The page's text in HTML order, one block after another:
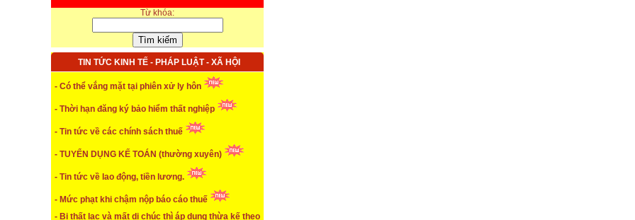
Từ khóa:
TIN TỨC KINH TẾ - PHÁP LUẬT - XÃ HỘI
- Có thể vắng mặt tại phiên xử ly hôn
- Thời hạn đăng ký bảo hiểm thất nghiệp
- Tin tức về các chính sách thuế
- TUYỂN DỤNG KẾ TOÁN (thường xuyên)
- Tin tức về lao động, tiền lương.
- Mức phạt khi chậm nộp báo cáo thuế
- Bị thất lạc và mất di chúc thì áp dụng thừa kế theo
* NHẬN SINH VIÊN THỰC TẬP
...xem chi tiết
...xem chi tiết
* TUYỂN DỤNG KẾ TOÁN (thường xuyên)
...xem chi tiết
* Cách chọn màu phù hợp theo phong thuỷ